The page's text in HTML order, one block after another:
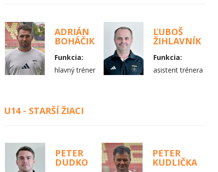
ADRIÁN
BOHÁČIK
Funkcia:
hlavný tréner
ĽUBOŠ
ŽIHLAVNÍK
Funkcia:
asistent trénera
U14 - STARŠÍ ŽIACI
PETER
DUDKO
PETER
KUDLIČKA